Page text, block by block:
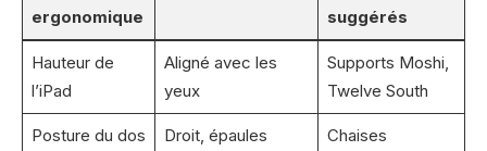
ergonomique
suggérés
Hauteur de
l’iPad
Aligné avec les
yeux
Supports Moshi,
Twelve South
Posture du dos
Droit, épaules
Chaises